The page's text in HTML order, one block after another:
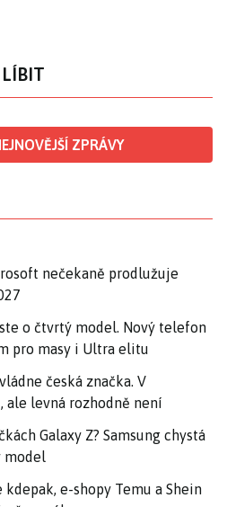
ZPRÁVY
nečekaně prodlužuje
o čtvrtý model. Nový telefon
pro masy i Ultra elitu
česká značka. V
levná rozhodně není
Galaxy Z? Samsung chystá
model
kdepak, e-shopy Temu a Shein